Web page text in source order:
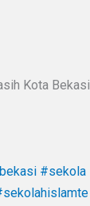
Kota Bekasi
#sekola